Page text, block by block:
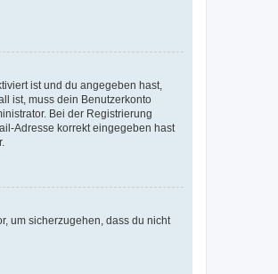
ist und du angegeben hast,
ist, muss dein Benutzerkonto
Bei der Registrierung
Adresse korrekt eingegeben hast
um sicherzugehen, dass du nicht